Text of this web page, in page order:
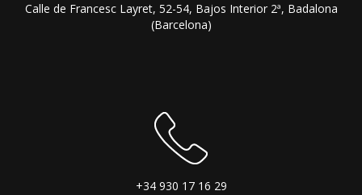
Calle de Francesc Layret, 52-54, Bajos Interior 2ª, Badalona
(Barcelona)
+34 930 17 16 29